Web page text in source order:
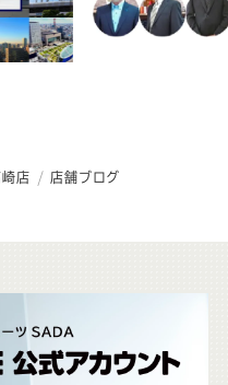
のトップページ
崎店 店舗ブログ